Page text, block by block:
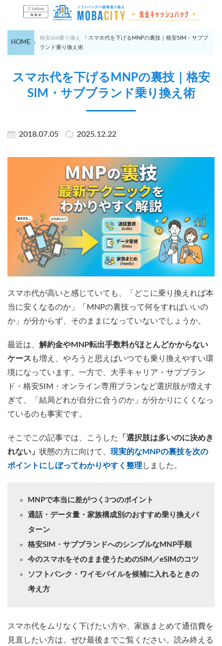
HOME
格安sim乗り換え
スマホ代を下げるMNPの裏技｜格安SIM・サブブ
ランド乗り換え術
スマホ代を下げるMNPの裏技｜格安
SIM・サブブランド乗り換え術
2018.07.05 2025.12.22
スマホ代が高いと感じていても、「どこに乗り換えれば本
当に安くなるのか」「MNPの裏技って何をすればいいの
か」が分からず、そのままになっていないでしょうか。
最近は、 解約金やMNP転出手数料がほとんどかからない
ケース も増え、やろうと思えばいつでも乗り換えやすい環
境になっています。一方で、大手キャリア・サブブラン
ド・格安SIM・オンライン専用プランなど選択肢が増えす
ぎて、「結局どれが自分に合うのか」が分かりにくくなっ
ているのも事実です。
そこでこの記事では、こうした
「選択肢は多いのに決めき
れない」 状態の方に向けて、 現実的なMNPの裏技を次の
ポイントにしぼってわかりやすく整理 しました。
MNPで本当に差がつく3つのポイント
通話・データ量・家族構成別のおすすめ乗り換えパ
ターン
格安SIM・サブブランドへのシンプルなMNP手順
今のスマホをそのまま使うためのSIM／eSIMのコツ
ソフトバンク・ワイモバイルを候補に入れるときの
考え方
スマホ代をムリなく下げたい方や、家族まとめて通信費を
見直したい方は、ぜひ最後までご覧ください。読み終える